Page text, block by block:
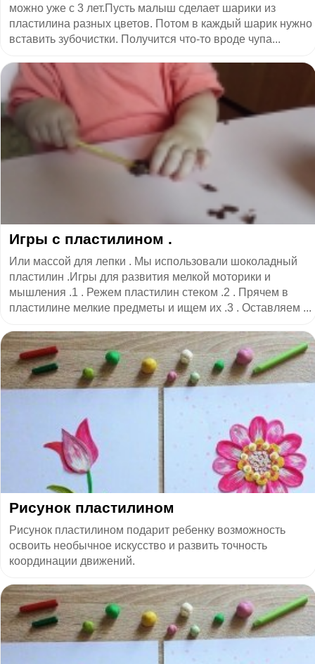
можно уже с 3 лет.Пусть малыш сделает шарики из
пластилина разных цветов. Потом в каждый шарик нужно
вставить зубочистки. Получится что-то вроде чупа...
Игры с пластилином .
Или массой для лепки . Мы использовали шоколадный
пластилин .Игры для развития мелкой моторики и
мышления .1 . Режем пластилин стеком .2 . Прячем в
пластилине мелкие предметы и ищем их .3 . Оставляем ...
Рисунок пластилином
Рисунок пластилином подарит ребенку возможность
освоить необычное искусство и развить точность
координации движений.